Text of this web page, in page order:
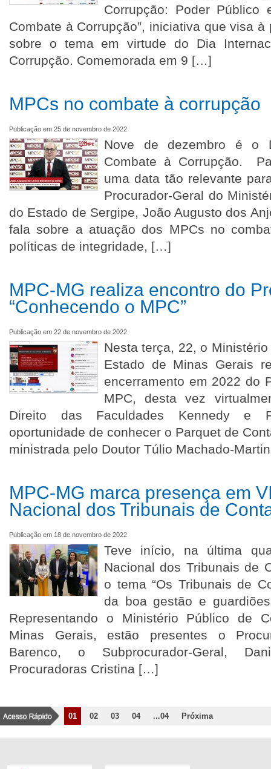
Corrupção: Poder Público
Combate à Corrupção”, iniciativa que visa
sobre o tema em virtude do Dia
Corrupção. Comemorada em 9 […]
MPCs no combate à corrupção
Publicação em 25 de novembro de 2022
Nove de dezembro é o
Combate à Corrupção.
uma data tão relevante
Procurador-Geral do
do Estado de Sergipe, João Augusto dos
fala sobre a atuação dos MPCs no
políticas de integridade, […]
MPC-MG realiza encontro do
“Conhecendo o MPC”
Publicação em 22 de novembro de 2022
Nesta terça, 22, o
Estado de Minas Gerais
encerramento em 2022 do
MPC, desta vez
Direito das Faculdades Kennedy e
oportunidade de conhecer o Parquet de
ministrada pelo Doutor Túlio Machado-
MPC-MG marca presença em
Nacional dos Tribunais de
Publicação em 18 de novembro de 2022
Teve início, na última
Nacional dos Tribunais de
o tema “Os Tribunais de
da boa gestão e
Representando o Ministério Público de
Minas Gerais, estão presentes o
Barenco, o Subprocurador-Geral,
Procuradoras Cristina […]
01 02 03 04 ...04 Próxima